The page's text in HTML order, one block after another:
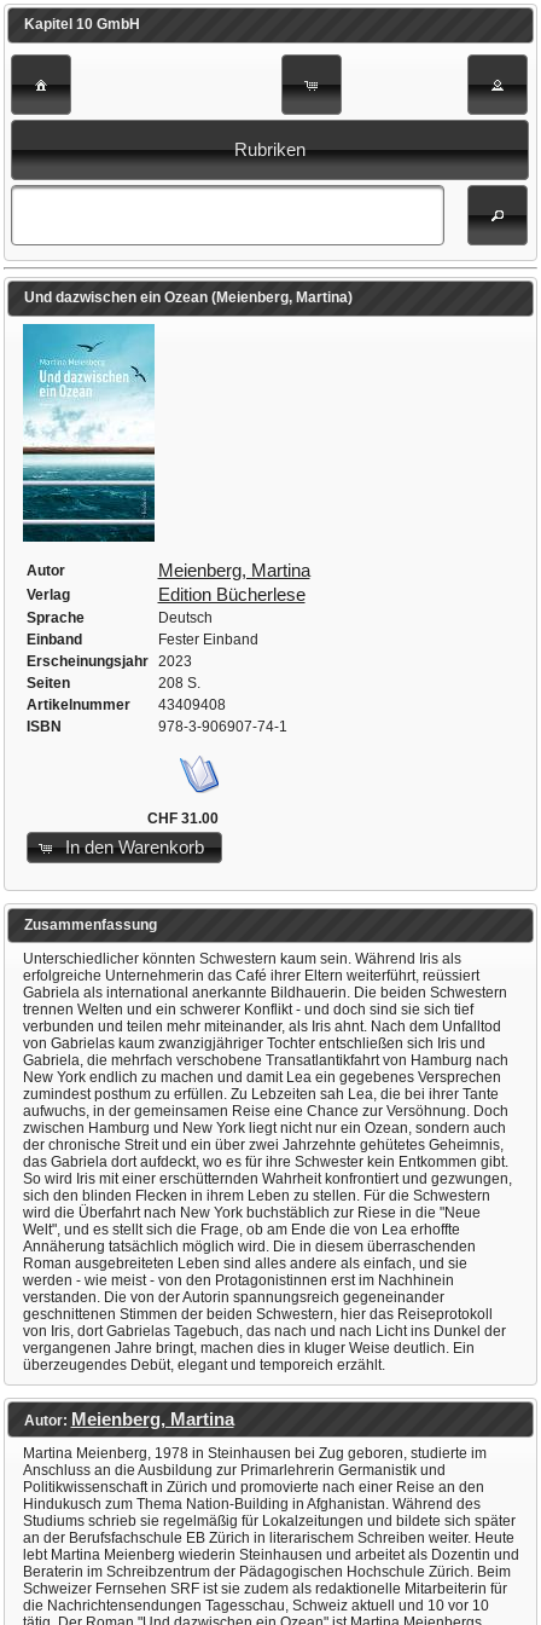
Kapitel 10 GmbH
Rubriken
Und dazwischen ein Ozean (Meienberg, Martina)
Autor Meienberg, Martina
Verlag Edition Bücherlese
Sprache
Deutsch
Einband
Fester Einband
Erscheinungsjahr
2023
Seiten
208 S.
Artikelnummer
43409408
ISBN
978-3-906907-74-1
CHF 31.00
In den Warenkorb
Zusammenfassung
Unterschiedlicher könnten Schwestern kaum sein. Während Iris als
erfolgreiche Unternehmerin das Café ihrer Eltern weiterführt, reüssiert
Gabriela als international anerkannte Bildhauerin. Die beiden Schwestern
trennen Welten und ein schwerer Konflikt - und doch sind sie sich tief
verbunden und teilen mehr miteinander, als Iris ahnt. Nach dem Unfalltod
von Gabrielas kaum zwanzigjähriger Tochter entschließen sich Iris und
Gabriela, die mehrfach verschobene Transatlantikfahrt von Hamburg nach
New York endlich zu machen und damit Lea ein gegebenes Versprechen
zumindest posthum zu erfüllen. Zu Lebzeiten sah Lea, die bei ihrer Tante
aufwuchs, in der gemeinsamen Reise eine Chance zur Versöhnung. Doch
zwischen Hamburg und New York liegt nicht nur ein Ozean, sondern auch
der chronische Streit und ein über zwei Jahrzehnte gehütetes Geheimnis,
das Gabriela dort aufdeckt, wo es für ihre Schwester kein Entkommen gibt.
So wird Iris mit einer erschütternden Wahrheit konfrontiert und gezwungen,
sich den blinden Flecken in ihrem Leben zu stellen. Für die Schwestern
wird die Überfahrt nach New York buchstäblich zur Riese in die "Neue
Welt", und es stellt sich die Frage, ob am Ende die von Lea erhoffte
Annäherung tatsächlich möglich wird. Die in diesem überraschenden
Roman ausgebreiteten Leben sind alles andere als einfach, und sie
werden - wie meist - von den Protagonistinnen erst im Nachhinein
verstanden. Die von der Autorin spannungsreich gegeneinander
geschnittenen Stimmen der beiden Schwestern, hier das Reiseprotokoll
von Iris, dort Gabrielas Tagebuch, das nach und nach Licht ins Dunkel der
vergangenen Jahre bringt, machen dies in kluger Weise deutlich. Ein
überzeugendes Debüt, elegant und temporeich erzählt.
Autor: Meienberg, Martina
Martina Meienberg, 1978 in Steinhausen bei Zug geboren, studierte im
Anschluss an die Ausbildung zur Primarlehrerin Germanistik und
Politikwissenschaft in Zürich und promovierte nach einer Reise an den
Hindukusch zum Thema Nation-Building in Afghanistan. Während des
Studiums schrieb sie regelmäßig für Lokalzeitungen und bildete sich später
an der Berufsfachschule EB Zürich in literarischem Schreiben weiter. Heute
lebt Martina Meienberg wiederin Steinhausen und arbeitet als Dozentin und
Beraterin im Schreibzentrum der Pädagogischen Hochschule Zürich. Beim
Schweizer Fernsehen SRF ist sie zudem als redaktionelle Mitarbeiterin für
die Nachrichtensendungen Tagesschau, Schweiz aktuell und 10 vor 10